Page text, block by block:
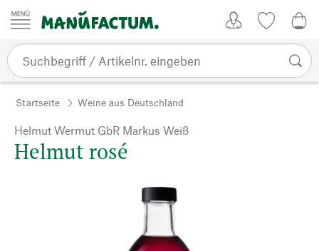
Zum Inhalt springen
Startseite Weine aus Deutschland
Helmut Wermut GbR Markus Weiß
Helmut rosé